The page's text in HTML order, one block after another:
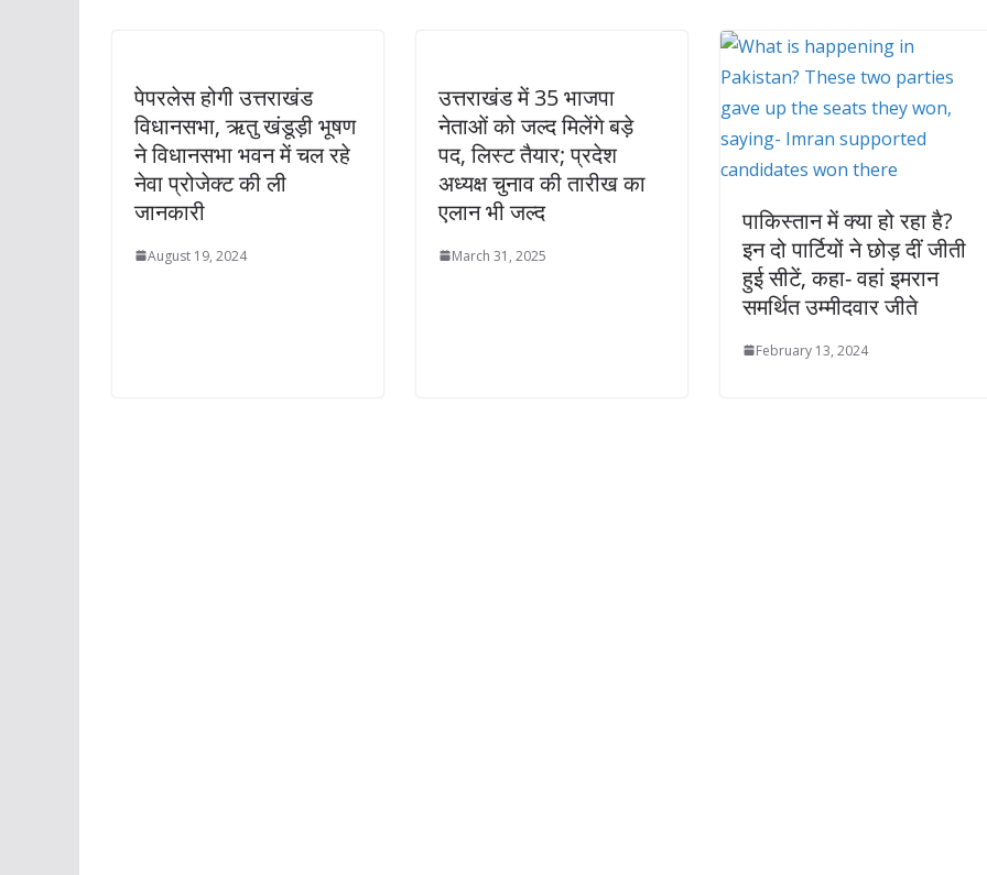
पेपरलेस होगी उत्तराखंड
विधानसभा, ऋतु खंडूड़ी भूषण
ने विधानसभा भवन में चल रहे
नेवा प्रोजेक्ट की ली
जानकारी
August 19, 2024
उत्तराखंड में 35 भाजपा
नेताओं को जल्द मिलेंगे बड़े
पद, लिस्ट तैयार; प्रदेश
अध्यक्ष चुनाव की तारीख का
एलान भी जल्द
March 31, 2025
पाकिस्तान में क्या हो रहा है?
इन दो पार्टियों ने छोड़ दीं जीती
हुई सीटें, कहा- वहां इमरान
समर्थित उम्मीदवार जीते
February 13, 2024